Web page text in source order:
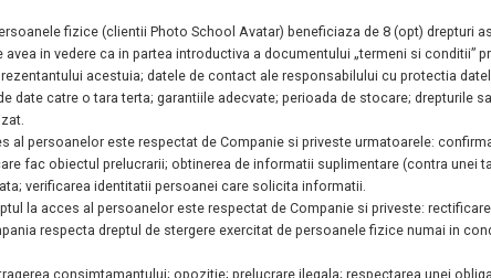
fizice (clientii Photo School Avatar) beneficiaza de 8 (opt) drepturi
avea in vedere ca in partea introductiva a documentului „termeni si conditii”
acestuia; datele de contact ale responsabilului cu protectia
date catre o tara terta; garantiile adecvate; perioada de stocare; drepturile
al persoanelor este respectat de Companie si priveste urmatoarele:
fac obiectul prelucrarii; obtinerea de informatii suplimentare (contra unei
verificarea identitatii persoanei care solicita informatii.
la acces al persoanelor este respectat de Companie si priveste:
respecta dreptul de stergere exercitat de persoanelefizice numai in
consimtamantului; opozitie; prelucrare ilegala; respectarea unei